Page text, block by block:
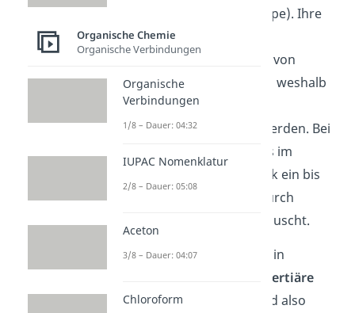
(Aminogruppe). Ihre
chemische Struktur und
Eigenschaften lassen sich von
Ammoniak (NH
) ableiten, weshalb
sie auch alsDerivate
Ammoniaks bezeichnet werden. Bei
Aminen werden allerdings im
Gegensatz zum Ammoniak ein bis
drei Wasserstoffatome durch
ausgetauscht.
Deshalb kannst du Amine in
tertiäre
Amineunterteilen. Sie sind also
Organische Chemie
Organische Verbindungen
Organische
Verbindungen
1/8 – Dauer: 04:32
IUPAC Nomenklatur
2/8 – Dauer: 05:08
Aceton
3/8 – Dauer: 04:07
Chloroform